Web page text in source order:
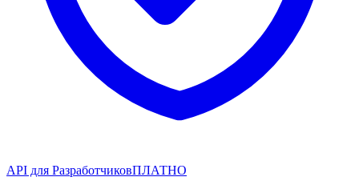
API для РазработчиковПЛАТНО